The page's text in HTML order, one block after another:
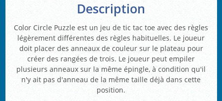
Description
Color Circle Puzzle est un jeu de tic tac toe avec des règles
légèrement différentes des règles habituelles. Le joueur
doit placer des anneaux de couleur sur le plateau pour
créer des rangées de trois. Le joueur peut empiler
plusieurs anneaux sur la même épingle, à condition qu'il
n'y ait pas d'anneau de la même taille déjà dans cette
position.